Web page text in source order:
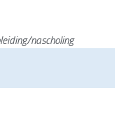
nascholing